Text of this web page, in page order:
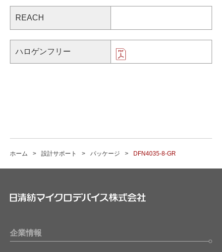
REACH
ハロゲンフリー
ホーム 設計サポート パッケージ DFN4035-8-GR
企業情報